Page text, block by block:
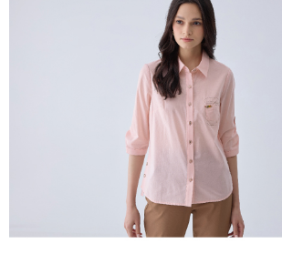
2. Berdasarkan tujuan kontrak persetujuan
"Pembayaran Ansuran Gogo", kedai akan
anda (termasuk nama, telefon atau alamat) kepada
pengumpulan, pemprosesan dan penggunaan,
semakan dan pembetulan data yang diperlukan
3. Sila baca syarat perkhidmatan pengguna secara
pautan berikut: https://oppay.tw/userRule